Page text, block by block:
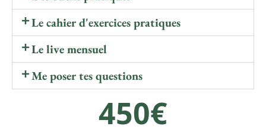
Le cahier d'exercices pratiques
Le live mensuel
Me poser tes questions
450€